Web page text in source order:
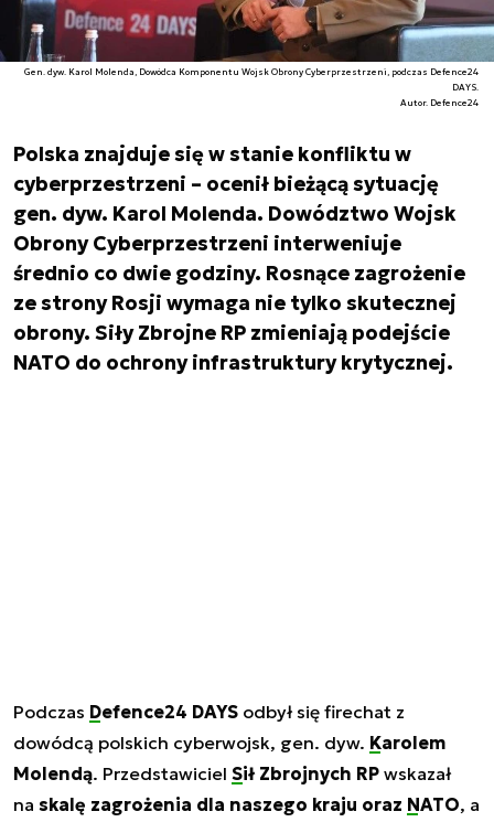
Gen. dyw. Karol Molenda, Dowódca Komponentu Wojsk Obrony Cyberprzestrzeni, podczas Defence24
DAYS.
Autor. Defence24
Polska znajduje się w stanie konfliktu w
cyberprzestrzeni – ocenił bieżącą sytuację
gen. dyw. Karol Molenda. Dowództwo Wojsk
Obrony Cyberprzestrzeni interweniuje
średnio co dwie godziny. Rosnące zagrożenie
ze strony Rosji wymaga nie tylko skutecznej
obrony. Siły Zbrojne RP zmieniają podejście
NATO do ochrony infrastruktury krytycznej.
Podczas Defence24 DAYS odbył się firechat z
dowódcą polskich cyberwojsk, gen. dyw. Karolem
Molendą. Przedstawiciel Sił Zbrojnych RP wskazał
na skalę zagrożenia dla naszego kraju oraz NATO, a